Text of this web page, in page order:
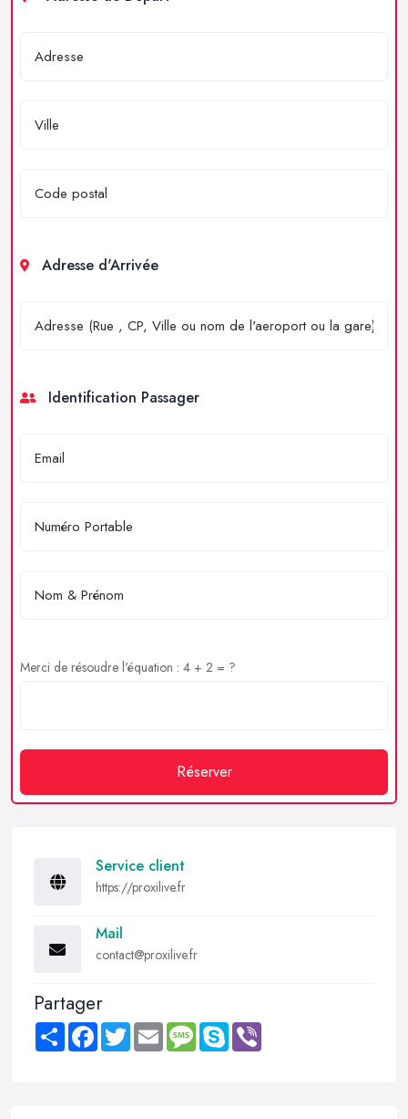
Adresse d'Arrivée
Identification Passager
Merci de résoudre l'équation : 4 + 2 = ?
Réserver
Service client
https://proxilive.fr
Mail
contact@proxilive.fr
Partager
Share FacebookTwitter Email MessageSkype